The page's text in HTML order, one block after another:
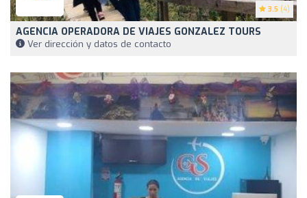
3.5 (4)
AGENCIA OPERADORA DE VIAJES GONZALEZ TOURS
Ver dirección y datos de contacto